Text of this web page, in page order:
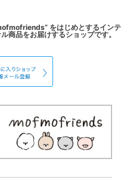
をはじめとするインテ